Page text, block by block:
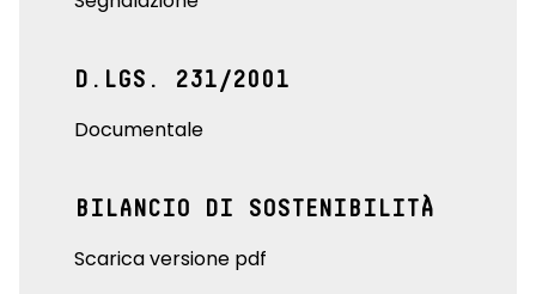
D.LGS. 231/2001
Documentale
BILANCIO DI SOSTENIBILITÀ
Scarica versione pdf